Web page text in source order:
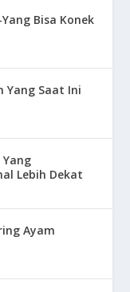
Bisa Konek
Yang Saat Ini
Lebih Dekat
Ayam